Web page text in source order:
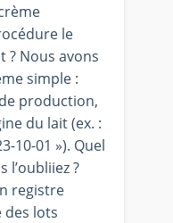
le
? Nous avons
simple :
production,
du lait (ex. :
10-01 »). Quel
l’oubliiez ?
registre
lots